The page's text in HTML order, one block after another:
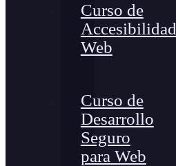
Curso de
Accesibilidad
Web
Curso de
Desarrollo
Seguro
para Web